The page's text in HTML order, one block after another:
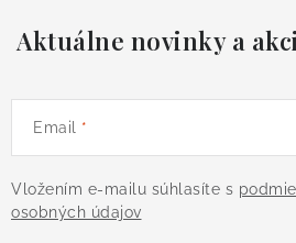
Aktuálne novinky a
Email
Vložením e-mailu súhlasíte s
osobných údajov